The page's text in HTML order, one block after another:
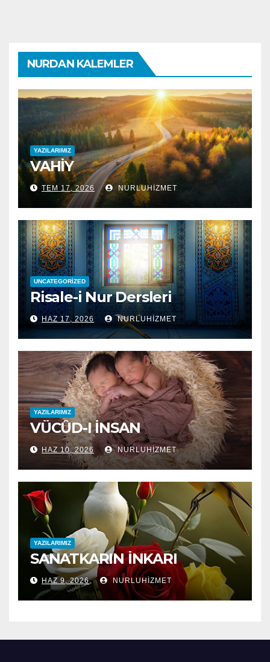
NURDAN KALEMLER
YAZILARIMIZ
VAHİY
TEM 17, 2026 NURLUHIZMET
UNCATEGORIZED
Risale-i Nur Dersleri
HAZ 17, 2026 NURLUHIZMET
YAZILARIMIZ
VÜCÛD-I İNSAN
HAZ 10, 2026 NURLUHIZMET
YAZILARIMIZ
SANATKARIN İNKARI
HAZ 9, 2026 NURLUHIZMET